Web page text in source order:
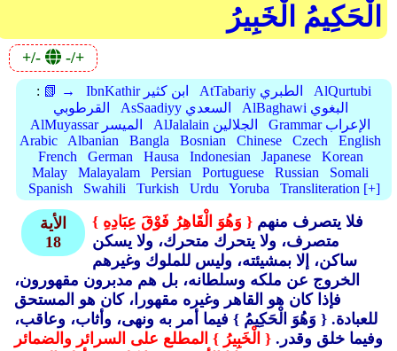
الْحَكِيمُ الْخَبِيرُ
+/- -/+
: 📗 → IbnKathir ابن كثير AtTabariy الطبري
AlQurtubi
القرطوبي
AsSaadiyy السعدي
AlBaghawi البغوي
AlMuyassar الميسر
AlJalalain الجلالين
Grammar الإعراب
Arabic
Albanian Bangla Bosnian Chinese Czech
English
French
German Hausa Indonesian Japanese
Korean
Malay
Malayalam Persian Portuguese Russian
Somali
Spanish
Swahili Turkish Urdu Yoruba Transliteration [+]
الأية
18
{ وَهُوَ الْقَاهِرُ فَوْقَ عِبَادِهِ }
متصرف، ولا يتحرك متحرك، ولا يسكن
ساكن، إلا بمشيئته، وليس للملوك وغيرهم
الخروج عن ملكه وسلطانه، بل هم مدبرون مقهورون،
فإذا كان هو القاهر وغيره مقهورا، كان هو المستحق
للعبادة. { وَهُوَ الْحَكِيمُ } فيما أمر به ونهى، وأثاب، وعاقب،
وفيما خلق وقدر. { الْخَبِيرُ } المطلع على السرائر والضمائر